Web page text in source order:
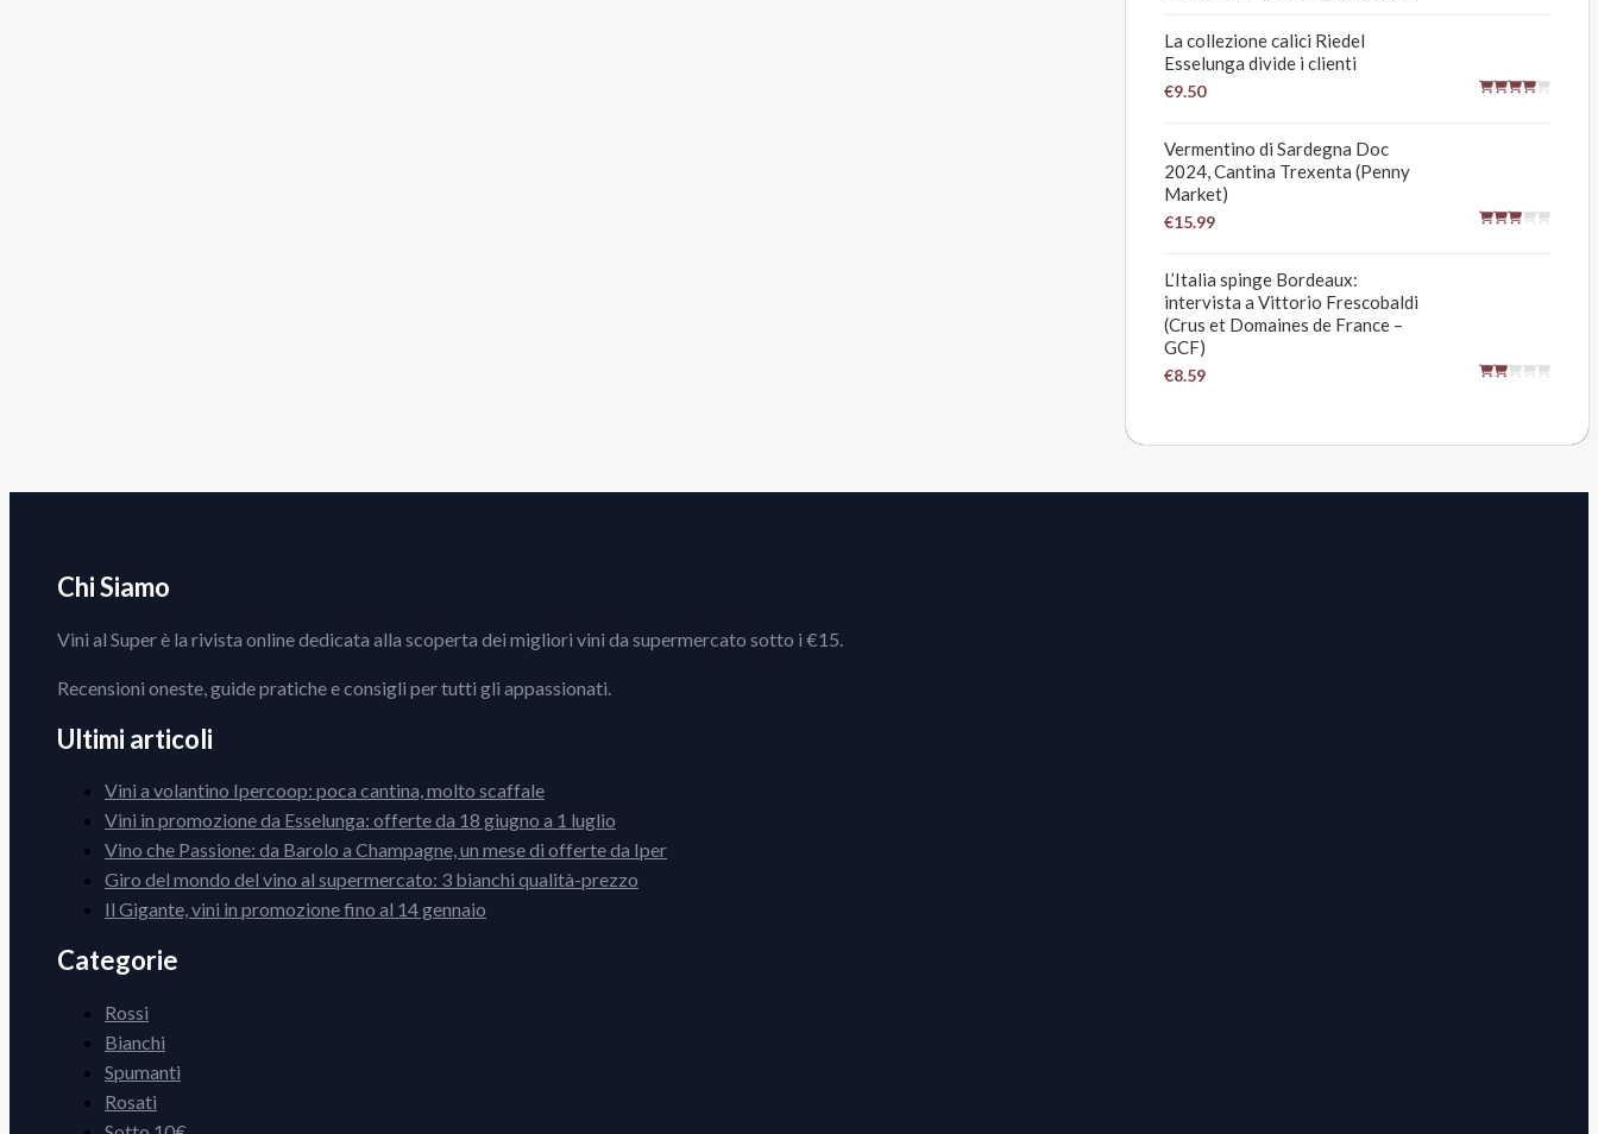
La collezione calici Riedel
Esselunga divide i clienti
€9.50
Vermentino di Sardegna Doc
2024, Cantina Trexenta (Penny
Market)
€15.99
L’Italia spinge Bordeaux:
intervista a Vittorio Frescobaldi
(Crus et Domaines de France –
GCF)
€8.59
Chi Siamo
Vini al Super è la rivista online dedicata alla scoperta dei migliori vini da supermercato sotto i €15.
Recensioni oneste, guide pratiche e consigli per tutti gli appassionati.
Ultimi articoli
Vini a volantino Ipercoop: poca cantina, molto scaffale
Vini in promozione da Esselunga: offerte da 18 giugno a 1 luglio
Vino che Passione: da Barolo a Champagne, un mese di offerte da Iper
Giro del mondo del vino al supermercato: 3 bianchi qualità-prezzo
Il Gigante, vini in promozione fino al 14 gennaio
Categorie
Rossi
Bianchi
Spumanti
Rosati